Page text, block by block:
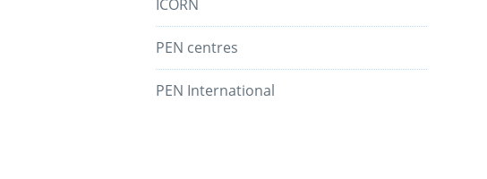
ICORN
PEN centres
PEN International